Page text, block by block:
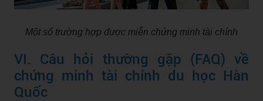
Một số trường hợp được miễn chứng minh tài chính
VI. Câu hỏi thường gặp (FAQ) về
chứng minh tài chính du học Hàn
Quốc